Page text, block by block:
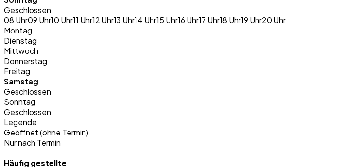
Geschlossen
08 Uhr09 Uhr10 Uhr11 Uhr12 Uhr13 Uhr14 Uhr15 Uhr16 Uhr17 Uhr18 Uhr19 Uhr20 Uhr
Montag
Dienstag
Mittwoch
Donnerstag
Freitag
Samstag
Geschlossen
Sonntag
Geschlossen
Legende
Geöffnet (ohne Termin)
Nur nach Termin
Häufig gestellte